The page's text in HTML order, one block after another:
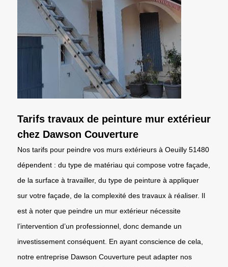
Tarifs travaux de peinture mur extérieur
chez Dawson Couverture
Nos tarifs pour peindre vos murs extérieurs à Oeuilly 51480
dépendent : du type de matériau qui compose votre façade,
de la surface à travailler, du type de peinture à appliquer
sur votre façade, de la complexité des travaux à réaliser. Il
est à noter que peindre un mur extérieur nécessite
l’intervention d’un professionnel, donc demande un
investissement conséquent. En ayant conscience de cela,
notre entreprise Dawson Couverture peut adapter nos